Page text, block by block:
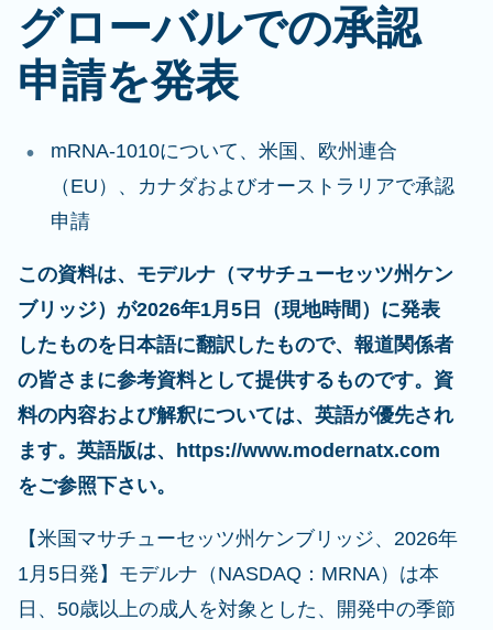
グローバルでの承認
申請を発表
mRNA-1010について、米国、欧州連合
（EU）、カナダおよびオーストラリアで承認
申請
この資料は、モデルナ（マサチューセッツ州ケン
ブリッジ）が2026年1月5日（現地時間）に発表
したものを日本語に翻訳したもので、報道関係者
の皆さまに参考資料として提供するものです。資
料の内容および解釈については、英語が優先され
ます。英語版は、https://www.modernatx.com
をご参照下さい。
【米国マサチューセッツ州ケンブリッジ、2026年
1月5日発】モデルナ（NASDAQ：MRNA）は本
日、50歳以上の成人を対象とした、開発中の季節